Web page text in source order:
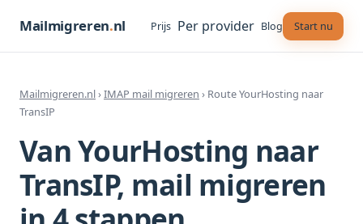
Mailmigreren.nl Prijs Per provider Blog Start nu
Mailmigreren.nl›IMAP mail migreren › Route YourHosting naar
TransIP
Van YourHosting naar
TransIP, mail migreren